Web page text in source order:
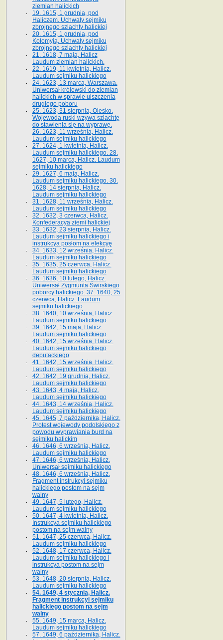
ziemian halickich
19. 1615, 1 grudnia, pod
Haliczem. Uchwały sejmiku
zbrojnego szlachty halickiej
20. 1615, 1 grudnia, pod
Kołomyją. Uchwały sejmiku
zbrojnego szlachty halickiej
21. 1618, 7 maja, Halicz
Laudum ziemian halickich.
22. 1619, 11 kwietnia, Halicz.
Laudum sejmiku halickiego
24. 1623, 13 marca, Warszawa.
Uniwersał królewski do ziemian
halickich w sprawie uiszczenia
drugiego poboru
25. 1623, 31 sierpnia, Olesko.
Wojewoda ruski wzywa szlachtę
do stawienia się na wyprawę.
26. 1623, 11 września, Halicz.
Laudum sejmiku halickiego
27. 1624, 1 kwietnia, Halicz.
Laudum sejmiku halickiego. 28.
1627, 10 marca, Halicz. Laudum
sejmiku halickiego
29. 1627, 6 maja, Halicz.
Laudum sejmiku halickiego. 30.
1628, 14 sierpnia, Halicz.
Laudum sejmiku halickiego
31. 1628, 11 września, Halicz.
Laudum sejmiku halickiego
32. 1632, 3 czerwca, Halicz.
Konfederacya ziemi halickiej
33. 1632, 23 sierpnia, Halicz.
Laudum sejmiku halickiego i
instrukcya posłom na elekcyę
34. 1633, 12 września, Halicz.
Laudum sejmiku halickiego
35. 1635, 25 czerwca, Halicz.
Laudum sejmiku halickiego
36. 1636, 10 lutego, Halicz.
Uniwersał Zygmunta Świrskiego
poborcy halickiego. 37. 1640, 25
czerwca, Halicz. Laudum
sejmiku halickiego
38. 1640, 10 września, Halicz.
Laudum sejmiku halickiego
39. 1642, 15 maja, Halicz.
Laudum sejmiku halickiego
40. 1642, 15 września, Halicz.
Laudum sejmiku halickiego
deputackiego
41. 1642, 15 września, Halicz.
Laudum sejmiku halickiego
42. 1642, 19 grudnia, Halicz.
Laudum sejmiku halickiego
43. 1643, 4 maja, Halicz.
Laudum sejmiku halickiego
44. 1643, 14 września, Halicz.
Laudum sejmiku halickiego
45. 1645, 7 października, Halicz.
Protest wojewody podolskiego z
powodu wyprawiania burd na
sejmiku halickim
46. 1646, 6 września, Halicz.
Laudum sejmiku halickiego
47. 1646, 6 września, Halicz.
Uniwersał sejmiku halickiego
48. 1646, 6 września, Halicz.
Fragment instrukcyi sejmiku
halickiego postom na sejm
walny
49. 1647, 5 lutego, Halicz.
Laudum sejmiku halickiego
50. 1647, 4 kwietnia, Halicz.
Instrukcya sejmiku halickiego
postom na sejm walny
51. 1647, 25 czerwca, Halicz.
Laudum sejmiku halickiego
52. 1648, 17 czerwca, Halicz.
Laudum sejmiku halickiego i
instrukcya postom na sejm
walny
53. 1648, 20 sierpnia, Halicz.
Laudum sejmiku halickiego
54. 1649, 4 stycznia, Halicz.
Fragment instrukcyi sejmiku
halickiego postom na sejm
walny
55. 1649, 15 marca, Halicz.
Laudum sejmiku halickiego
57. 1649, 6 października, Halicz.